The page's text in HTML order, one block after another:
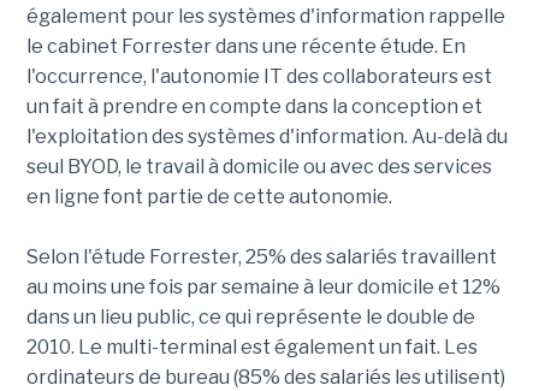
également pour les systèmes d'information rappelle
le cabinet Forrester dans une récente étude. En
l'occurrence, l'autonomie IT des collaborateurs est
un fait à prendre en compte dans la conception et
l'exploitation des systèmes d'information. Au-delà du
seul BYOD, le travail à domicile ou avec des services
en ligne font partie de cette autonomie.
Selon l'étude Forrester, 25% des salariés travaillent
au moins une fois par semaine à leur domicile et 12%
dans un lieu public, ce qui représente le double de
2010. Le multi-terminal est également un fait. Les
ordinateurs de bureau (85% des salariés les utilisent)